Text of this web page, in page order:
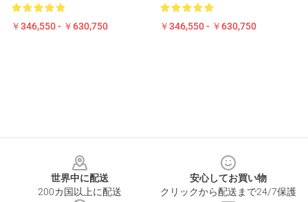
￥346,550 - ￥630,750 ￥346,550 - ￥630,750
世界中に配送
200カ国以上に配送
安心してお買い物
クリックから配送まで24/7保護